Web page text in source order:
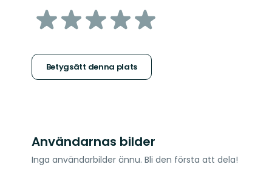
av
stjärnor
Betygsätt denna plats
Användarnas bilder
Inga användarbilder ännu. Bli den första att dela!